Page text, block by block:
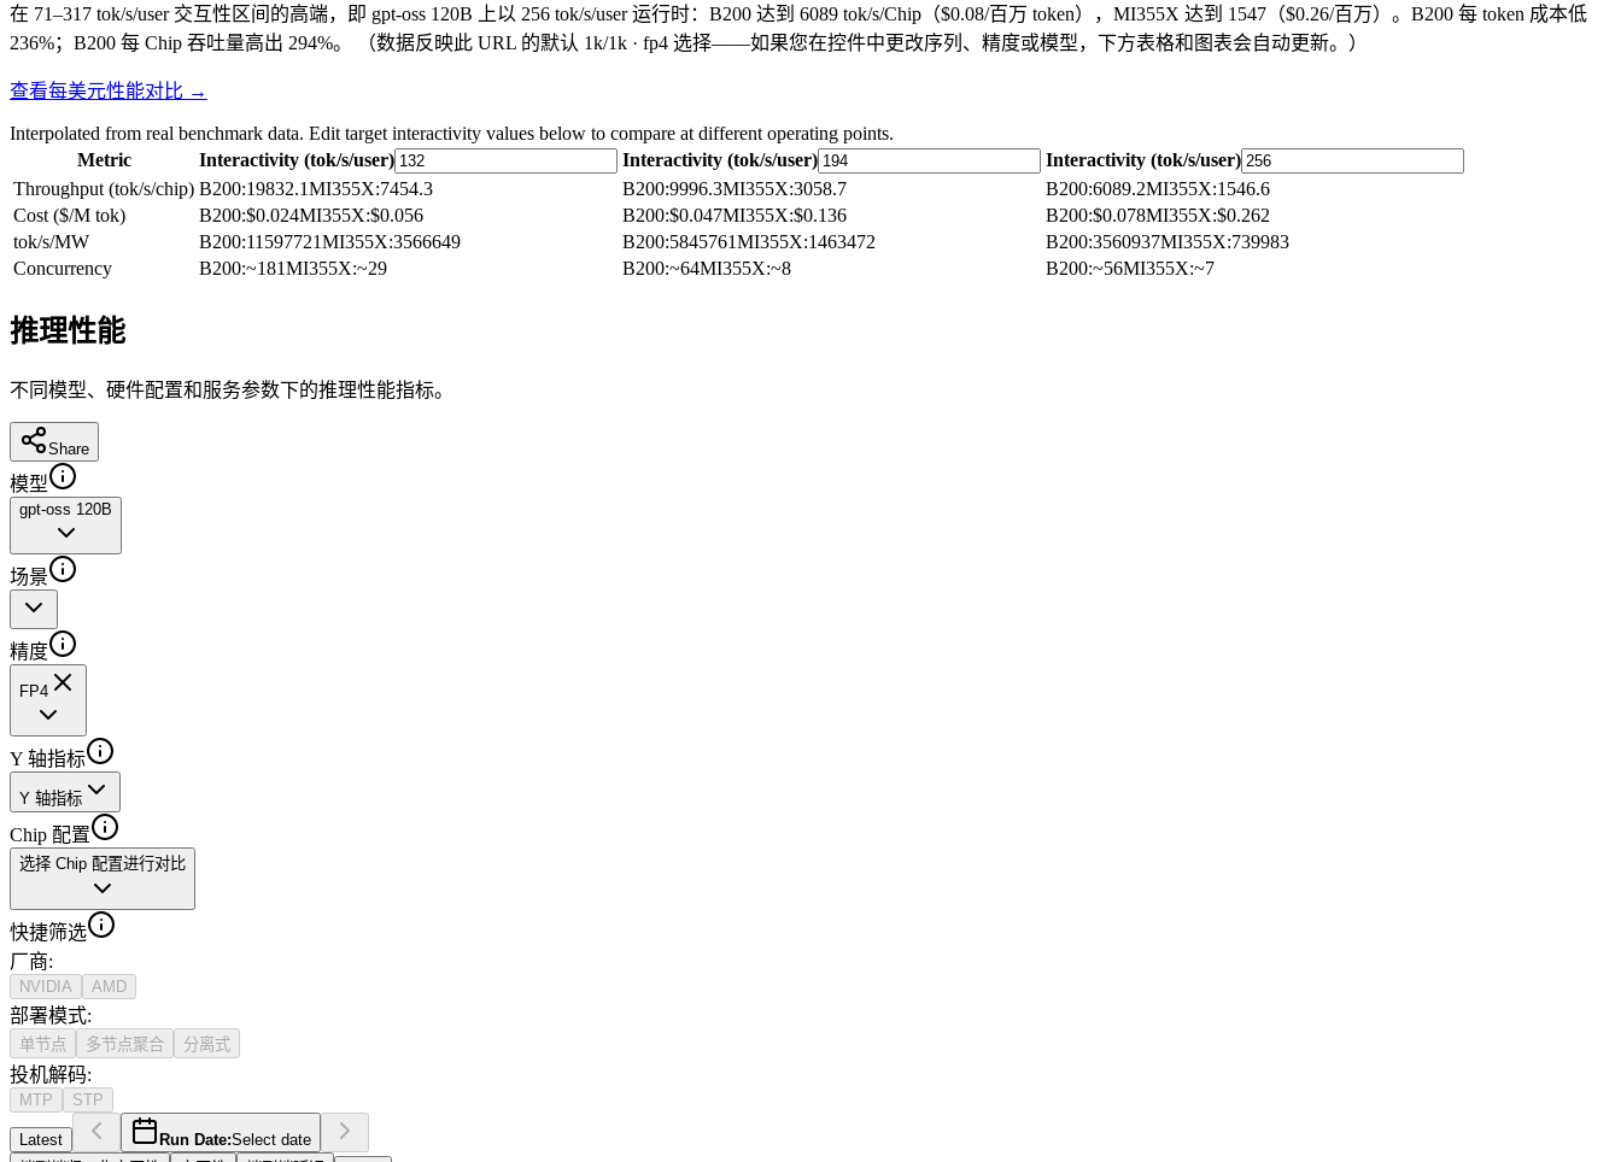
在 71–317 tok/s/user 交互性区间的高端，即 gpt-oss 120B 上以 256 tok/s/user 运行时：B200 达到 6089 tok/s/Chip（$0.08/百万 token），MI355X 达到 1547（$0.26/百万）。B200 每 token 成本低
236%；B200 每 Chip 吞吐量高出 294%。
（数据反映此 URL 的默认 1k/1k · fp4 选择——如果您在控件中更改序列、精度或模型，下方表格和图表会自动更新。）
查看每美元性能对比 →
Interpolated from real benchmark data. Edit target interactivity values below to compare at different operating points.
Metric
Interactivity (tok/s/user) Interactivity (tok/s/user)
Interactivity (tok/s/user)
Throughput (tok/s/chip) B200:19832.1MI355X:7454.3 B200:9996.3MI355X:3058.7 B200:6089.2MI355X:1546.6
Cost ($/M tok)
B200:$0.024MI355X:$0.056 B200:$0.047MI355X:$0.136 B200:$0.078MI355X:$0.262
tok/s/MW
B200:11597721MI355X:3566649 B200:5845761MI355X:1463472 B200:3560937MI355X:739983
Concurrency
B200:~181MI355X:~29 B200:~64MI355X:~8 B200:~56MI355X:~7
推理性能
不同模型、硬件配置和服务参数下的推理性能指标。
Share
模型
gpt-oss 120B
场景
精度
FP4
Y 轴指标
Y 轴指标
Chip 配置
选择 Chip 配置进行对比
快捷筛选
厂商:
NVIDIA AMD
部署模式:
单节点 多节点聚合 分离式
投机解码:
MTP STP
Latest Run Date:Select date